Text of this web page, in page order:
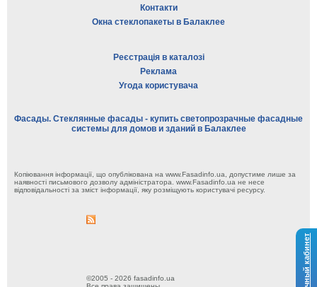
Личный кабинет
Контакти
Окна стеклопакеты в Балаклее
Реєстрація в каталозі
Реклама
Угода користувача
Фасады. Стеклянные фасады - купить светопрозрачные фасадные
системы для домов и зданий в Балаклее
Копіювання інформації, що опублікована на www.Fasadinfo.ua, допустиме лише за
наявності письмового дозволу адміністратора. www.Fasadinfo.ua не несе
відповідальності за зміст інформації, яку розміщують користувачі ресурсу.
©2005 - 2026 fasadinfo.ua